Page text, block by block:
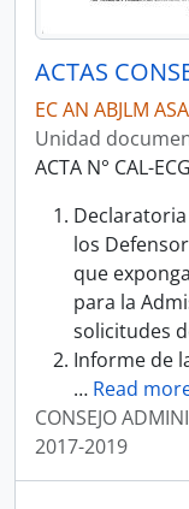
EC AN ABJLM
Unidad
ACTA N° CAL-
los
que
para la
solicitudes
Informe de
… Read
CONSEJO
2017-2019